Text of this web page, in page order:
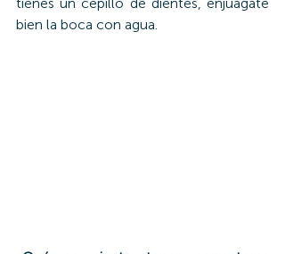
tienes un cepillo de dientes, enjuágate
bien la boca con agua.